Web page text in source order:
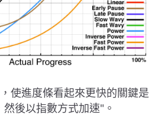
使進度條看起來更快的關鍵是
後以指數方式加速"。